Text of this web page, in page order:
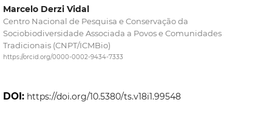
Marcelo Derzi Vidal
Centro Nacional de Pesquisa e Conservação da
Sociobiodiversidade Associada a Povos e Comunidades
Tradicionais (CNPT/ICMBio)
https://orcid.org/0000-0002-9434-7333
DOI: https://doi.org/10.5380/ts.v18i1.99548